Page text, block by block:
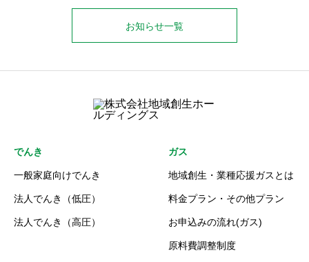
お知らせ一覧
でんき
一般家庭向けでんき
法人でんき（低圧）
法人でんき（高圧）
ガス
地域創生・業種応援ガスとは
料金プラン・その他プラン
お申込みの流れ(ガス)
原料費調整制度